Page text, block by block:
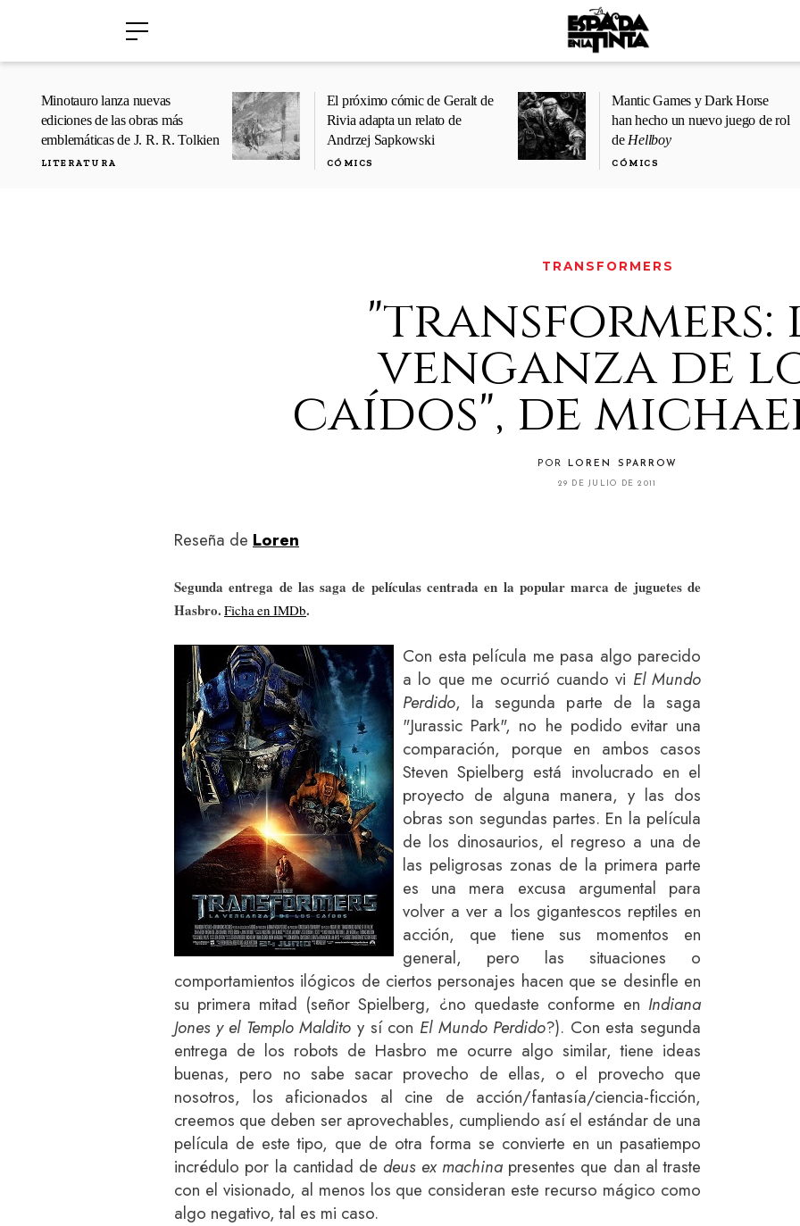
Minotauro lanza nuevas
ediciones de las obras más
emblemáticas de J. R. R. Tolkien
LITERATURA
El próximo cómic de Geralt de
Rivia adapta un relato de
Andrzej Sapkowski
CÓMICS
Mantic Games y Dark Horse
han hecho un nuevo juego de rol
de Hellboy
CÓMICS
TRANSFORMERS
"transformers:
venganza de
caídos", de
POR LOREN SPARROW
29 DE JULIO DE 2011
Reseña de Loren
Segunda entrega de las saga de películas centrada en la popular marca de juguetes de
Hasbro. Ficha en IMDb.
Con esta película me pasa algo parecido
a lo que me ocurrió cuando vi El Mundo
Perdido, la segunda parte de la saga
"Jurassic Park", no he podido evitar una
comparación, porque en ambos casos
Steven Spielberg está involucrado en el
proyecto de alguna manera, y las dos
obras son segundas partes. En la película
de los dinosaurios, el regreso a una de
las peligrosas zonas de la primera parte
es una mera excusa argumental para
volver a ver a los gigantescos reptiles en
acción, que tiene sus momentos en
general, pero las situaciones o
comportamientos ilógicos de ciertos personajes hacen que se desinfle en
su primera mitad (señor Spielberg, ¿no quedaste conforme en Indiana
Jones y el Templo Maldito y sí con El Mundo Perdido?). Con esta segunda
entrega de los robots de Hasbro me ocurre algo similar, tiene ideas
buenas, pero no sabe sacar provecho de ellas, o el provecho que
nosotros, los aficionados al cine de acción/fantasía/ciencia-ficción,
creemos que deben ser aprovechables, cumpliendo así el estándar de una
película de este tipo, que de otra forma se convierte en un pasatiempo
incrédulo por la cantidad dedeus ex machinapresentes que dan al traste
con el visionado, al menos los que consideran este recurso mágico como
algo negativo, tal es mi caso.
›